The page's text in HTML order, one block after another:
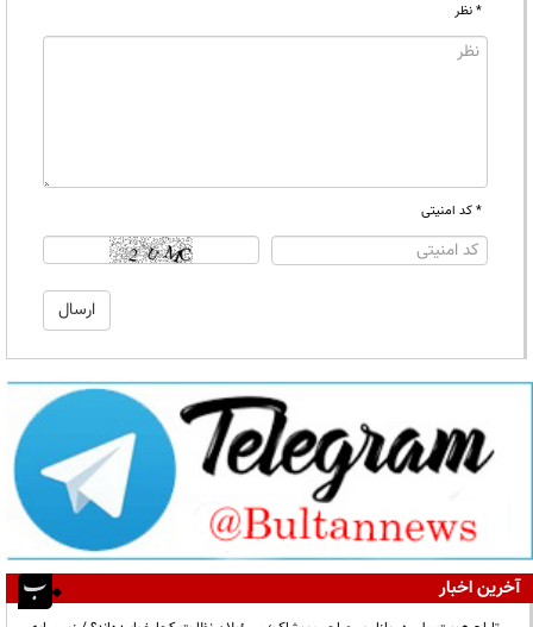
* نظر
* کد امنیتی
آخرین اخبار